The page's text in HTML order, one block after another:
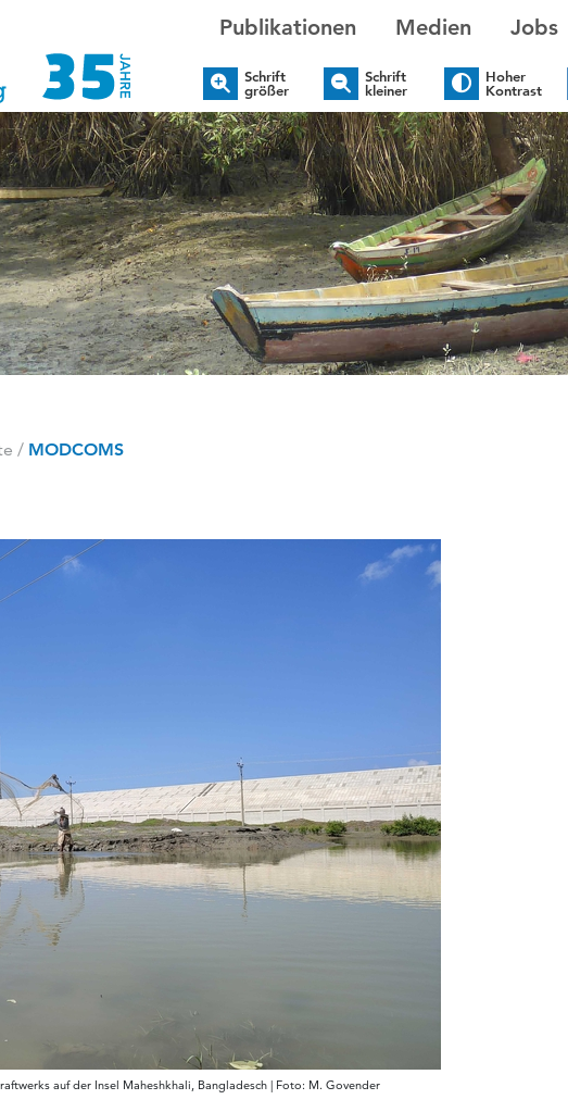
Publikationen Medien Jobs
Schrift
größer
Schrift
kleiner
Hoher
Kontrast
/ MODCOMS
auf der Insel Maheshkhali, Bangladesch | Foto: M. Govender